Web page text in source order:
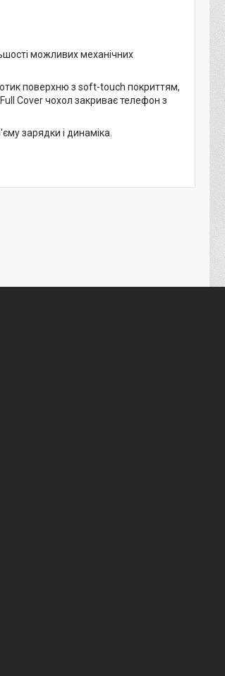
можливих механічних
поверхню з soft-touch покриттям,
Cover чохол закриває телефон з
зарядки і динаміка.